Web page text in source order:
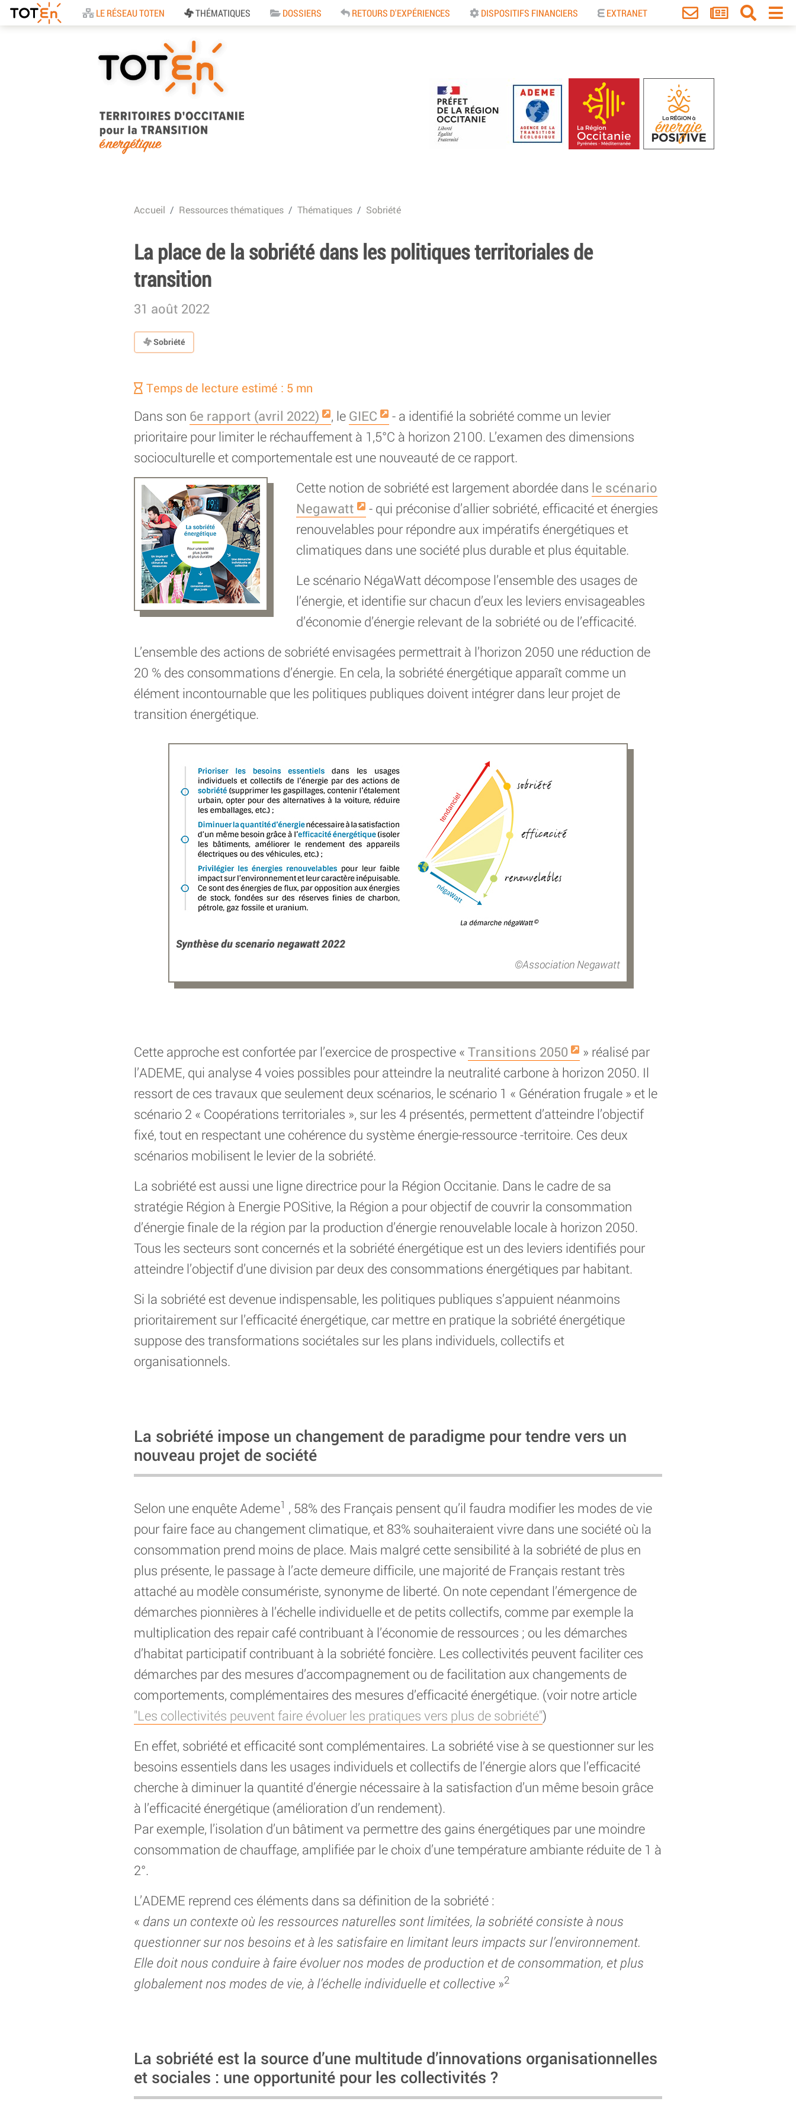
Accueil
LE RÉSEAU TOTEN THÉMATIQUES DOSSIERS RETOURS D'EXPÉRIENCES DISPOSITIFS FINANCIERS EXTRANET
pour la Transition
Energétique
Accueil Ressources thématiques Thématiques Sobriété
La place de la sobriété dans les politiques territoriales de
transition
31 août 2022
Sobriété
Temps de lecture estimé : 5 mn
Dans son 6e rapport (avril 2022) , le GIEC
- a identifié la sobriété comme un levier
prioritaire pour limiter le réchauffement à 1,5°C à horizon 2100. L’examen des dimensions
socioculturelle et comportementale est une nouveauté de ce rapport.
Cette notion de sobriété est largement abordée dans le scénario
Negawatt
- qui préconise d’allier sobriété, efficacité et énergies
renouvelables pour répondre aux impératifs énergétiques et
climatiques dans une société plus durable et plus équitable.
Le scénario NégaWatt décompose l’ensemble des usages de
l’énergie, et identifie sur chacun d’eux les leviers envisageables
d’économie d’énergie relevant de la sobriété ou de l’efficacité.
L’ensemble des actions de sobriété envisagées permettrait à l’horizon 2050 une réduction de
20 % des consommations d’énergie. En cela, la sobriété énergétique apparaît comme un
élément incontournable que les politiques publiques doivent intégrer dans leur projet de
transition énergétique.
Synthèse du scenario negawatt 2022
Association Negawatt
Cette approche est confortée par l’exercice de prospective « Transitions 2050
» réalisé par
l’ADEME, qui analyse 4 voies possibles pour atteindre la neutralité carbone à horizon 2050. Il
ressort de ces travaux que seulement deux scénarios, le scénario 1 « Génération frugale » et le
scénario 2 « Coopérations territoriales », sur les 4 présentés, permettent d’atteindre l’objectif
fixé, tout en respectant une cohérence du système énergie-ressource -territoire. Ces deux
scénarios mobilisent le levier de la sobriété.
La sobriété est aussi une ligne directrice pour la Région Occitanie. Dans le cadre de sa
stratégie Région à Energie POSitive, la Région a pour objectif de couvrir la consommation
d’énergie finale de la région par la production d’énergie renouvelable locale à horizon 2050.
Tous les secteurs sont concernés et la sobriété énergétique est un des leviers identifiés pour
atteindre l’objectif d’une division par deux des consommations énergétiques par habitant.
Si la sobriété est devenue indispensable, les politiques publiques s’appuient néanmoins
prioritairement sur l’efficacité énergétique, car mettre en pratique la sobriété énergétique
suppose des transformations sociétales sur les plans individuels, collectifs et
organisationnels.
La sobriété impose un changement de paradigme pour tendre vers un
nouveau projet de société
Selon une enquête Ademe1 , 58% des Français pensent qu’il faudra modifier les modes de vie
pour faire face au changement climatique, et 83% souhaiteraient vivre dans une société où la
consommation prend moins de place. Mais malgré cette sensibilité à la sobriété de plus en
plus présente, le passage à l’acte demeure difficile, une majorité de Français restant très
attaché au modèle consumériste, synonyme de liberté. On note cependant l’émergence de
démarches pionnières à l’échelle individuelle et de petits collectifs, comme par exemple la
multiplication des repair café contribuant à l’économie de ressources ; ou les démarches
d’habitat participatif contribuant à la sobriété foncière. Les collectivités peuvent faciliter ces
démarches par des mesures d’accompagnement ou de facilitation aux changements de
comportements, complémentaires des mesures d’efficacité énergétique. (voir notre article
"Les collectivités peuvent faire évoluer les pratiques vers plus de sobriété")
En effet, sobriété et efficacité sont complémentaires. La sobriété vise à se questionner sur les
besoins essentiels dans les usages individuels et collectifs de l’énergie alors que l’efficacité
cherche à diminuer la quantité d’énergie nécessaire à la satisfaction d’un même besoin grâce
à l’efficacité énergétique (amélioration d’un rendement).
Par exemple, l’isolation d’un bâtiment va permettre des gains énergétiques par une moindre
consommation de chauffage, amplifiée par le choix d’une température ambiante réduite de 1 à
2°.
L’ADEME reprend ces éléments dans sa définition de la sobriété :
« dans un contexte où les ressources naturelles sont limitées, la sobriété consiste à nous
questionner sur nos besoins et à les satisfaire en limitant leurs impacts sur l’environnement.
Elle doit nous conduire à faire évoluer nos modes de production et de consommation, et plus
globalement nos modes de vie, à l’échelle individuelle et collective»2
La sobriété est la source d’une multitude d’innovations organisationnelles
et sociales : une opportunité pour les collectivités ?